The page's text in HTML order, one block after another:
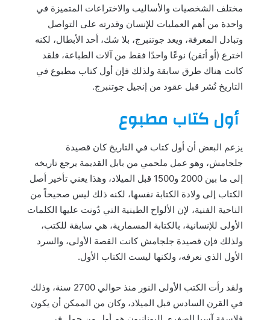
مختلف الشخصيات والأساليب والاختراعات المتميزة في
واحدة من أهم العمليات للإنسان وقدرته على التواصل
وتبادل المعرفة، ويعد جوتنبرج، بلا شك، أحد الأبطال، لكنه
اخترع (أو أتقن) نوعًا واحدًا فقط من آلات الطباعة، فلقد
كانت هناك طرق سابقة ولذلك فإن أول كتاب مطبوع في
التاريخ نُشر قبل عقود من إنجيل جوتنبرج.
أول كتاب مطبوع
يزعم البعض أن أول كتاب في التاريخ كان قصيدة
جلجامش، وهو عمل ملحمي من بابل القديمة يرجع تاريخه
إلى ما بين 2000 و1500 قبل الميلاد، وهذا يعني تأخير أصل
الكتاب إلى ولادة الكتابة نفسها، لكنه ذلك ليس صحيحاً من
الناحية الفنية، لإن الألواح الطينية التي دُونت عليها الكلمات
الأولى للإنسانية، بالكتابة المسمارية، هي سابقة للكتب،
ولذلك فإن قصيدة جلجامش كانت القصة الأولى، والسرد
الأول الذي نعرفه، ولكنها ليست الكتاب الأول.
ولقد رأت الكتب الأولى النور منذ حوالي 2700 سنة، وذلك
في القرن السادس قبل الميلاد، وكان من الممكن أن يكون